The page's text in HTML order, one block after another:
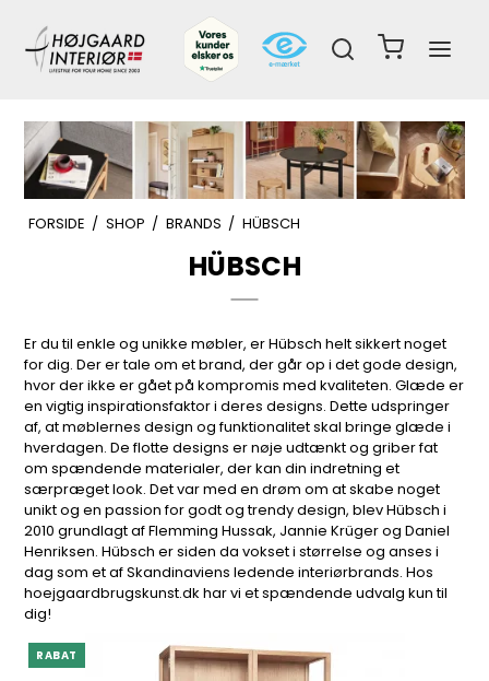
FORSIDE / SHOP / BRANDS / HÜBSCH
HÜBSCH
Er du til enkle og unikke møbler, er Hübsch helt sikkert noget
for dig. Der er tale om et brand, der går op i det gode design,
hvor der ikke er gået på kompromis med kvaliteten. Glæde er
en vigtig inspirationsfaktor i deres designs. Dette udspringer
af, at møblernes design og funktionalitet skal bringe glæde i
hverdagen. De flotte designs er nøje udtænkt og griber fat
om spændende materialer, der kan din indretning et
særpræget look. Det var med en drøm om at skabe noget
unikt og en passion for godt og trendy design, blev Hübsch i
2010 grundlagt af Flemming Hussak, Jannie Krüger og Daniel
Henriksen. Hübsch er siden da vokset i størrelse og anses i
dag som et af Skandinaviens ledende interiørbrands. Hos
hoejgaardbrugskunst.dk har vi et spændende udvalg kun til
dig!
RABAT